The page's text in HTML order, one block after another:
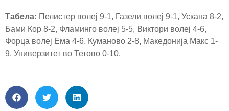
Табела: Пелистер волеј 9-1, Газели волеј 9-1, Ускана 8-2,
Бами Кор 8-2, Фламинго волеј 5-5, Виктори волеј 4-6,
Форца волеј Ема 4-6, Куманово 2-8, Македонија Макс 1-
9, Универзитет во Тетово 0-10.